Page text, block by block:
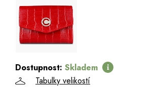
Dostupnost: Skladem
Tabulky velikostí